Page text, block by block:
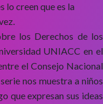
lo creen que es la
los Derechos de los
UNIACC en el
el Consejo Nacional
nos muestra a niños
que expresan sus ideas